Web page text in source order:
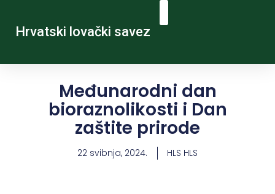
Hrvatski lovački savez
Međunarodni dan
bioraznolikosti i Dan
zaštite prirode
22 svibnja, 2024. HLS HLS